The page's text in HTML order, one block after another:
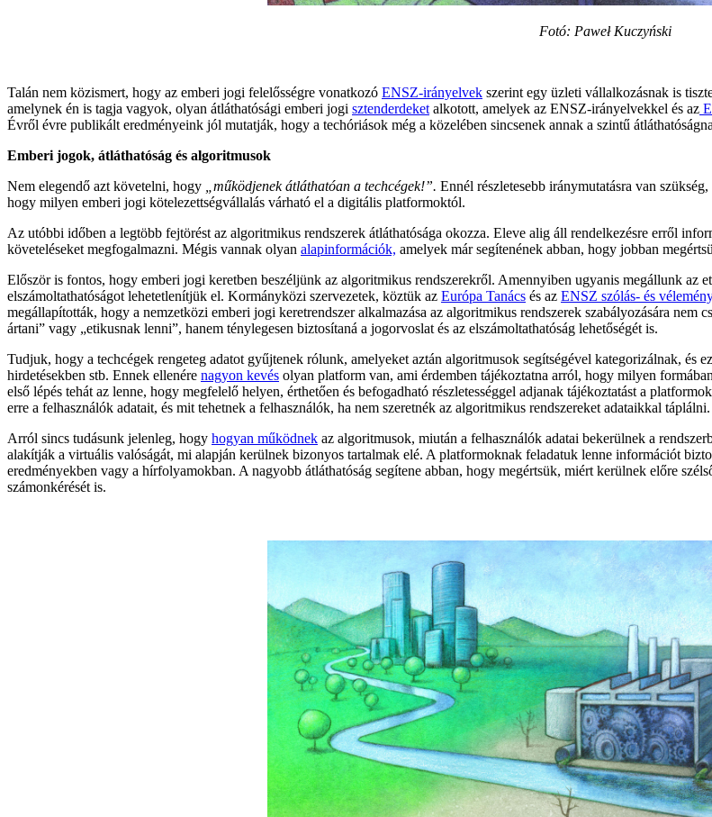
Fotó: Paweł Kuczyński
Talán nem közismert, hogy az emberi jogi felelősségre vonatkozó ENSZ-irányelvek szerint egy üzleti vállalkozásnak is
amelynek én is tagja vagyok, olyan átláthatósági emberi jogi sztenderdeket alkotott, amelyek az ENSZ-irányelvekkel és az
Évről évre publikált eredményeink jól mutatják, hogy a techóriások még a közelében sincsenek annak a szintű
Emberi jogok, átláthatóság és algoritmusok
Nem elegendő azt követelni, hogy
„működjenek átláthatóan a techcégek!”. Ennél részletesebb iránymutatásra van
hogy milyen emberi jogi kötelezettségvállalás várható el a digitális platformoktól.
Az utóbbi időben a legtöbb fejtörést az algoritmikus rendszerek átláthatósága okozza. Eleve alig áll rendelkezésre erről
követeléseket megfogalmazni. Mégis vannak olyan alapinformációk, amelyek már segítenének abban, hogy jobban
Először is fontos, hogy emberi jogi keretben beszéljünk az algoritmikus rendszerekről. Amennyiben ugyanis megállunk az
elszámoltathatóságot lehetetlenítjük el. Kormányközi szervezetek, köztük az Európa Tanács és az ENSZ szólás- és
megállapították, hogy a nemzetközi emberi jogi keretrendszer alkalmazása az algoritmikus rendszerek szabályozására nem
ártani” vagy „etikusnak lenni”, hanem ténylegesen biztosítaná a jogorvoslat és az elszámoltathatóság lehetőségét is.
Tudjuk, hogy a techcégek rengeteg adatot gyűjtenek rólunk, amelyeket aztán algoritmusok segítségével kategorizálnak, és
hirdetésekben stb. Ennek ellenére nagyon kevés olyan platform van, ami érdemben tájékoztatna arról, hogy milyen
első lépés tehát az lenne, hogy megfelelő helyen, érthetően és befogadható részletességgel adjanak tájékoztatást a
erre a felhasználók adatait, és mit tehetnek a felhasználók, ha nem szeretnék az algoritmikus rendszereket adataikkal táplálni.
Arról sincs tudásunk jelenleg, hogy hogyan működnek az algoritmusok, miután a felhasználók adatai bekerülnek a
alakítják a virtuális valóságát, mi alapján kerülnek bizonyos tartalmak elé. A platformoknak feladatuk lenne információt
eredményekben vagy a hírfolyamokban. A nagyobb átláthatóság segítene abban, hogy megértsük, miért kerülnek előre
számonkérését is.